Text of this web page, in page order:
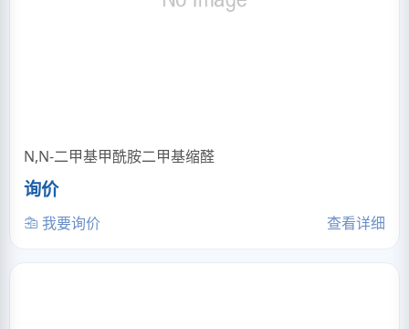
N,N-二甲基甲酰胺二甲基缩醛
询价
我要询价 查看详细